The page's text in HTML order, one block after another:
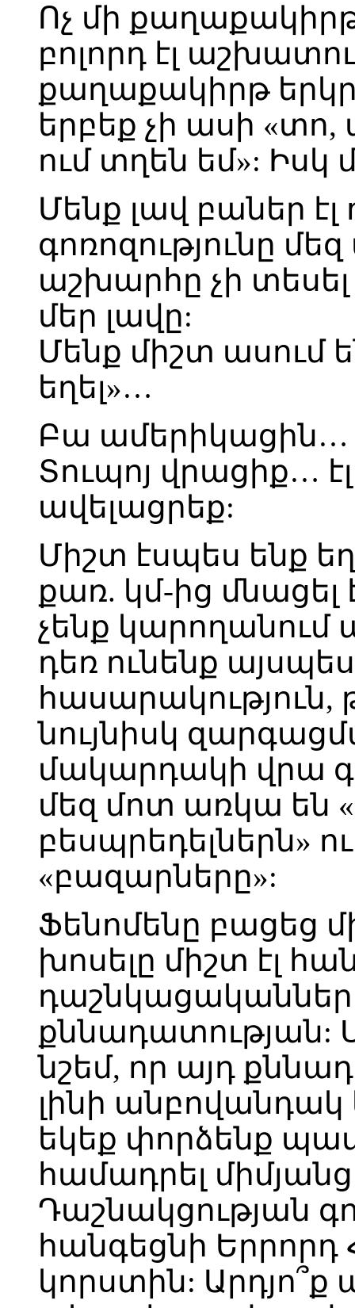
Ոչ մի
բոլորդ էլ
քաղաքակիրթ
երբեք չի ասի «տո,
ում տղեն եմ»:
Մենք լավ բաներ էլ
գոռոզությունը
աշխարհը չի տեսել
մեր լավը:
Մենք միշտ ասում
եղել»…
Բա
Տուպոյ վրացիք…
ավելացրեք:
Միշտ էսպես ենք
քառ. կմ-ից մնացել
չենք կարողանում
դեռ ունենք
նույնիսկ
մակարդակի վրա
մեզ մոտ առկա են
բեսպրեդելներն»
«բազարները»:
Ֆենոմենը բացեց
խոսելը միշտ էլ
քննադատության:
նշեմ, որ այդ
լինի անբովանդակ
եկեք փորձենք
համադրել
Դաշնակցության
հանգեցնի
կորստին: Արդյո՞ք